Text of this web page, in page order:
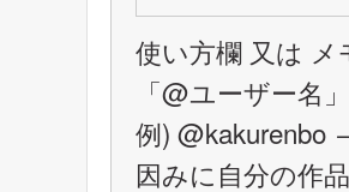
使い方欄 又は
「@ユーザー
例)
因みに自分の作